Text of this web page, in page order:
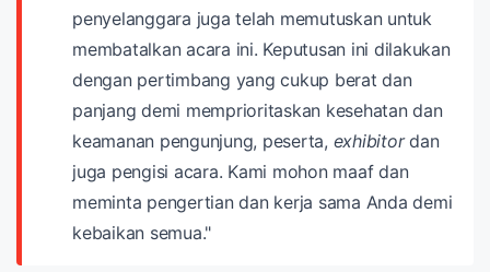
penyelanggara juga telah memutuskan untuk
membatalkan acara ini. Keputusan ini dilakukan
dengan pertimbang yang cukup berat dan
panjang demi memprioritaskan kesehatan dan
keamanan pengunjung, peserta, exhibitordan
juga pengisi acara. Kami mohon maaf dan
meminta pengertian dan kerja sama Anda demi
kebaikan semua."